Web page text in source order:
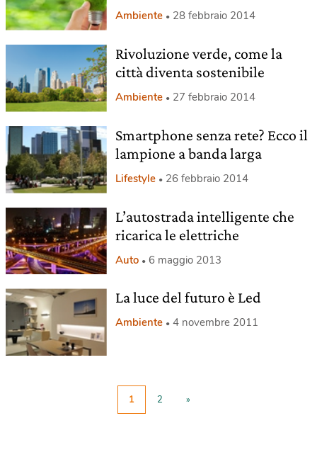
Ambiente 28 febbraio 2014
Rivoluzione verde, come la
città diventa sostenibile
Ambiente 27 febbraio 2014
Smartphone senza rete? Ecco il
lampione a banda larga
Lifestyle 26 febbraio 2014
L’autostrada intelligente che
ricarica le elettriche
Auto 6 maggio 2013
La luce del futuro è Led
Ambiente 4 novembre 2011
1 2 »